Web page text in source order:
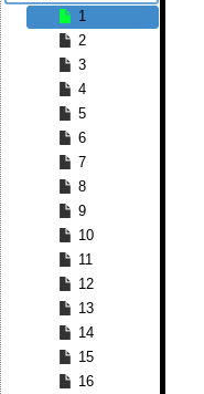
1
2
3
4
5
6
7
8
9
10
11
12
13
14
15
16